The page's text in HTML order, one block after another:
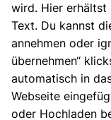
wird. Hier erhältst
Text. Du kannst
annehmen oder
übernehmen“
automatisch in
Webseite
oder Hochladen